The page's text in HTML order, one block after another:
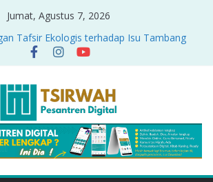
Jumat, Agustus 7, 2026
Tafsir Ekologis terhadap Isu Tambang
Ampat
RELASI KUASA-IDIOLOGI PADA TAFSIR
dan Privasi dalam Al-Qur’an: “Ketika
Soal Curhat di Sosmed”
Fatherless, Kisah Lukman Menjadi